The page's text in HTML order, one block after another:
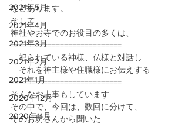
2021年5月
2021年4月
2021年3月
2021年2月
2021年1月
2020年12月
2020年11月
などあります。
そして、
神社やお寺でのお役目の多くは、
===========================
祀られている神様、仏様と対話し
それを神主様や住職様にお伝えする
===========================
そんなお志事もしています
その中で、今回は、数回に分けて、
そのお坊さんから聞いた